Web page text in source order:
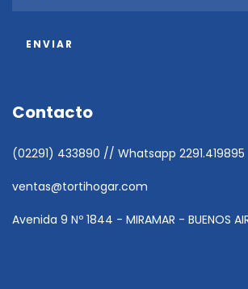
Contacto
(02291) 433890 // Whatsapp 2291.419895
ventas@tortihogar.com
Avenida 9 Nº 1844 - MIRAMAR - BUENOS